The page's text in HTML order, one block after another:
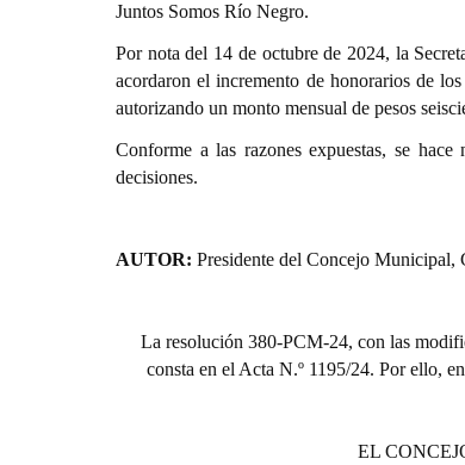
Juntos Somos Río Negro.
Por nota del 14 de octubre de 2024, la
acordaron el incremento de honorarios de
autorizando un monto mensual de pesos
Conforme a las razones expuestas, se
decisiones.
AUTOR: Presidente del Concejo Municipal,
La resolución 380-PCM-24, con las
consta en el Acta N.º 1195/24. Por ello,
EL